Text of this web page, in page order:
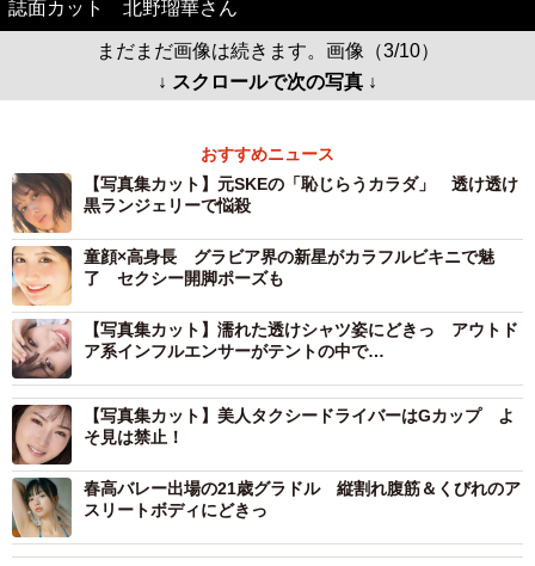
誌面カット 北野瑠華さん
まだまだ画像は続きます。画像（3/10）
↓ スクロールで次の写真 ↓
おすすめニュース
【写真集カット】元SKEの「恥じらうカラダ」 透け透け
黒ランジェリーで悩殺
童顔×高身長 グラビア界の新星がカラフルビキニで魅
了 セクシー開脚ポーズも
【写真集カット】濡れた透けシャツ姿にどきっ アウトド
ア系インフルエンサーがテントの中で…
【写真集カット】美人タクシードライバーはGカップ よ
そ見は禁止！
春高バレー出場の21歳グラドル 縦割れ腹筋＆くびれのア
スリートボディにどきっ